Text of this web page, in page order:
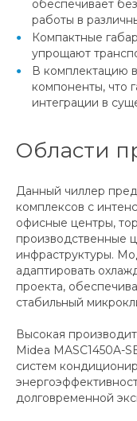
обеспечивает
работы в
Компактные
упрощают
В комплектацию
компоненты, что
интеграции в
Области
Данный чиллер
комплексов с
офисные центры,
производственные
инфраструктуры.
адаптировать
проекта,
стабильный
Высокая
Midea MASC1450A-
систем
долговременной